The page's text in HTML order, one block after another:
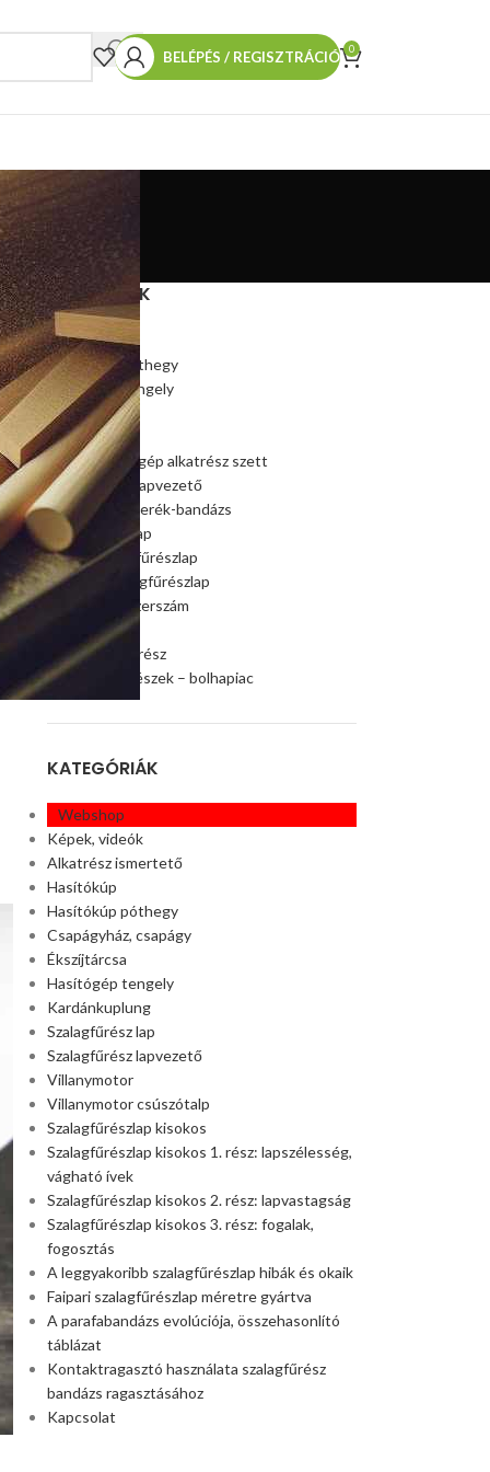
BELÉPÉS / REGISZTRÁCIÓ 0
TERMÉKEINK
Hasítókúp
Hasítókúp póthegy
Hasítógép tengely
Ékszíjtárcsa
Csapágy
Kúpos hasítógép alkatrész szett
Szalagfűrész lapvezető
Szalagfűrészkerék-bandázs
Szalagfűrészlap
Faipari szalagfűrészlap
Húsipari szalagfűrészlap
Faipari gép, szerszám
Ágaprító
Offroad alkatrész
Akciós alkatrészek – bolhapiac
KATEGÓRIÁK
Webshop
Képek, videók
Alkatrész ismertető
Hasítókúp
Hasítókúp póthegy
Csapágyház, csapágy
Ékszíjtárcsa
Hasítógép tengely
Kardánkuplung
Szalagfűrész lap
Szalagfűrész lapvezető
Villanymotor
Villanymotor csúszótalp
Szalagfűrészlap kisokos
Szalagfűrészlap kisokos 1. rész: lapszélesség,
vágható ívek
Szalagfűrészlap kisokos 2. rész: lapvastagság
Szalagfűrészlap kisokos 3. rész: fogalak,
fogosztás
A leggyakoribb szalagfűrészlap hibák és okaik
Faipari szalagfűrészlap méretre gyártva
A parafabandázs evolúciója, összehasonlító
táblázat
Kontaktragasztó használata szalagfűrész
bandázs ragasztásához
Kapcsolat